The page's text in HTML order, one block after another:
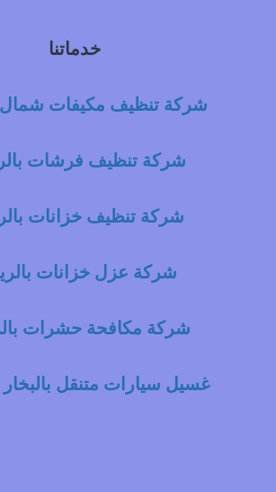
خدماتنا
شركة تنظيف مكيفات شمال
شركة تنظيف فرشات
شركة تنظيف خزانات
شركة عزل خزانات
شركة مكافحة حشرات
غسيل سيارات متنقل بالبخار